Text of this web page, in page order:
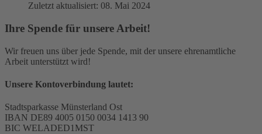
Zuletzt aktualisiert: 08. Mai 2024
Ihre Spende für unsere Arbeit!
Wir freuen uns über jede Spende, mit der unsere ehrenamtliche
Arbeit unterstützt wird!
Unsere Kontoverbindung lautet:
Stadtsparkasse Münsterland Ost
IBAN DE89 4005 0150 0034 1413 90
BIC WELADED1MST